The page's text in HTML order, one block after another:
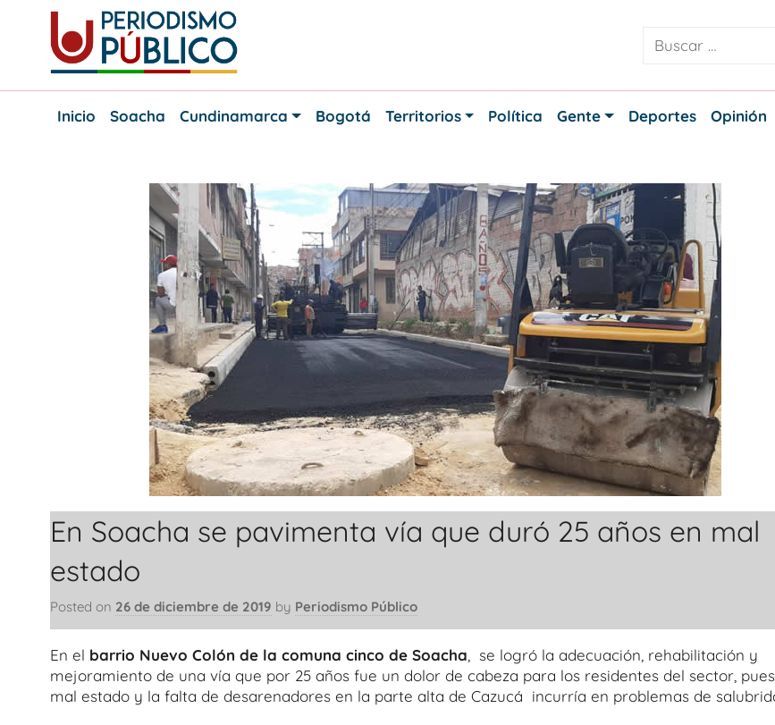
content
Periodismo
Noticias
Inicio
Soacha Cundinamarca Bogotá Territorios Política Gente Deportes Opinión
En Soacha se pavimenta vía que duró 25 años en mal
estado
Posted on 26 de diciembre de 2019 by Periodismo Público
En el barrio Nuevo Colón de la comuna cinco de Soacha , se logró la adecuación, rehabilitación y
mejoramiento de una vía que por 25 años fue un dolor de cabeza para los residentes del sector,
mal estado y la falta de desarenadores en la parte alta de Cazucá incurría en problemas de